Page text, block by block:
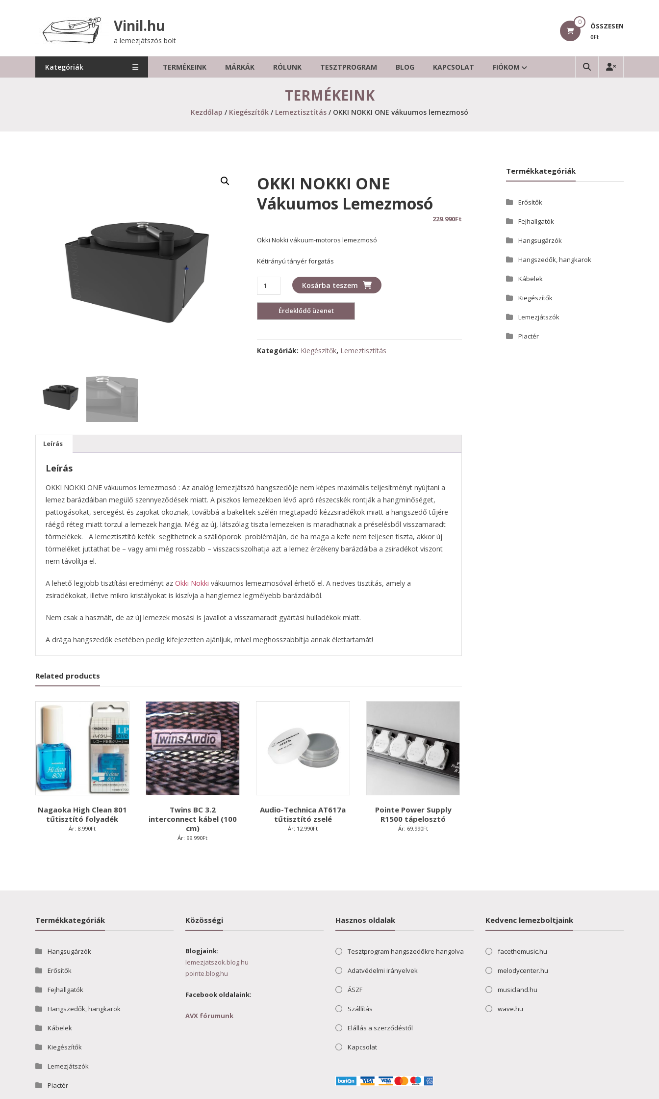
Vinil.hu
a lemezjátszós bolt
0 ÖSSZESEN
0Ft
Kategóriák TERMÉKEINK MÁRKÁK RÓLUNK TESZTPROGRAM BLOG KAPCSOLAT FIÓKOM
TERMÉKEINK
Kezdőlap / Kiegészítők / Lemeztisztítás / OKKI NOKKI ONE vákuumos lemezmosó
OKKI NOKKI ONE
Vákuumos Lemezmosó
229.990Ft
Okki Nokki vákuum-motoros lemezmosó
Kétirányú tányér forgatás
OKKI
NOKKI
ONE
vákuumos
mennyiség
Kosárba teszem
Kategóriák: Kiegészítők, Lemeztisztítás
Leírás
Leírás
OKKI NOKKI ONE vákuumos lemezmosó : Az analóg lemezjátszó hangszedője nem képes maximális teljesítményt nyújtani a
lemez barázdáiban megülő szennyeződések miatt. A piszkos lemezekben lévő apró részecskék rontják a hangminőséget,
pattogásokat, sercegést és zajokat okoznak, továbbá a bakelitek szélén megtapadó kézzsiradékok miatt a hangszedő tűjére
ráégő réteg miatt torzul a lemezek hangja. Még az új, látszólag tiszta lemezeken is maradhatnak a préselésből visszamaradt
törmelékek. A lemeztisztító kefék segíthetnek a szállóporok problémáján, de ha maga a kefe nem teljesen tiszta, akkor új
törmeléket juttathat be – vagy ami még rosszabb – visszacsiszolhatja azt a lemez érzékeny barázdáiba a zsiradékot viszont
nem távolítja el.
A lehető legjobb tisztítási eredményt az Okki Nokki vákuumos lemezmosóval érhető el. A nedves tisztítás, amely a
zsiradékokat, illetve mikro kristályokat is kiszívja a hanglemez legmélyebb barázdáiból.
Nem csak a használt, de az új lemezek mosási is javallot a visszamaradt gyártási hulladékok miatt.
A drága hangszedők esetében pedig kifejezetten ajánljuk, mivel meghosszabbítja annak élettartamát!
Related products
Nagaoka High Clean 801
tűtisztító folyadék
Ár: 8.990Ft
Twins BC 3.2
interconnect kábel (100
cm)
Ár: 99.990Ft
Audio-Technica AT617a
tűtisztító zselé
Ár: 12.990Ft
Pointe Power Supply
R1500 tápelosztó
Ár: 69.990Ft
Termékkategóriák
Erősítők
Fejhallgatók
Hangsugárzók
Hangszedők, hangkarok
Kábelek
Kiegészítők
Lemezjátszók
Piactér
Termékkategóriák
Hangsugárzók
Erősítők
Fejhallgatók
Hangszedők, hangkarok
Kábelek
Kiegészítők
Lemezjátszók
Piactér
Közösségi
Blogjaink:
lemezjatszok.blog.hu
pointe.blog.hu
Facebook oldalaink:
AVX fórumunk
Hasznos oldalak
Tesztprogram hangszedőkre hangolva
Adatvédelmi irányelvek
ÁSZF
Szállítás
Elállás a szerződéstől
Kapcsolat
Kedvenc lemezboltjaink
facethemusic.hu
melodycenter.hu
musicland.hu
wave.hu